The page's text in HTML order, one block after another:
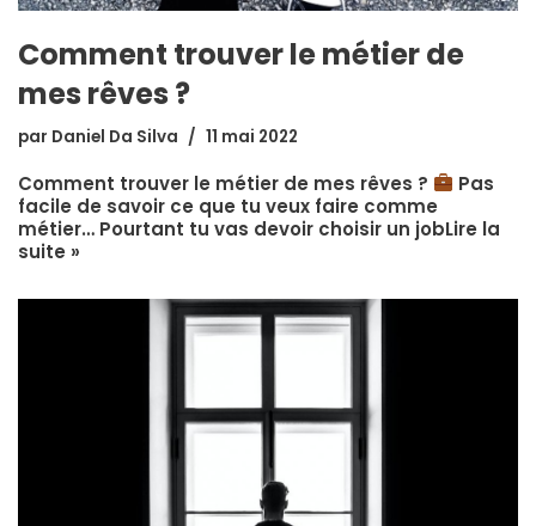
Comment trouver le métier de
mes rêves ?
par Daniel Da Silva 11 mai 2022
Comment trouver le métier de mes rêves ?
Pas
facile de savoir ce que tu veux faire comme
métier… Pourtant tu vas devoir choisir un jobLire la
suite »